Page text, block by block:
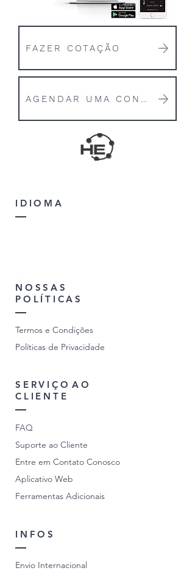
FAZER COTAÇÃO
IDIOMA
SERVIÇO AO
CLIENTE
FAQ
Suporte ao Cliente
Entre em Contato Conosco
Aplicativo Web
Ferramentas Adicionais
INFOS
Envio Internacional
NOSSAS
POLÍTICAS
Termos e Condições
Políticas de Privacidade